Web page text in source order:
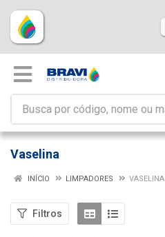
Vaselina
INÍCIO LIMPADORES VASELINA
Filtros